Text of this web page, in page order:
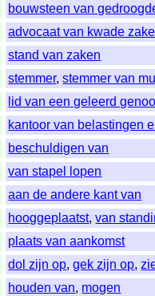
bouwsteen van
advocaat van kwade
stand van zaken
stemmer,stemmer van
lid van een geleerd
kantoor van belastingen
beschuldigen van
van stapel lopen
aan de andere kant van
hooggeplaatst,van
plaats van aankomst
dol zijn op,gek zijn op,
houden van, mogen